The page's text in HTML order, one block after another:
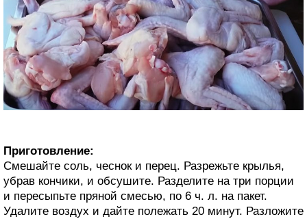
Приготовление:
Смешайте соль, чеснок и перец. Разрежьте крылья,
убрав кончики, и обсушите. Разделите на три порции
и пересыпьте пряной смесью, по 6 ч. л. на пакет.
Удалите воздух и дайте полежать 20 минут. Разложите